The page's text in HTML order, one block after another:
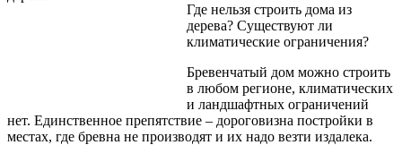
Где нельзя строить дома из
дерева? Существуют ли
климатические ограничения?
Бревенчатый дом можно строить
в любом регионе, климатических
и ландшафтных ограничений
нет. Единственное препятствие – дороговизна постройки в
местах, где бревна не производят и их надо везти издалека.